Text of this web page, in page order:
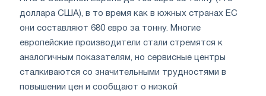
доллара США), в то время как в южных странах ЕС
они составляют 680 евро за тонну. Многие
европейские производители стали стремятся к
аналогичным показателям, но сервисные центры
сталкиваются со значительными трудностями в
повышении цен и сообщают о низкой